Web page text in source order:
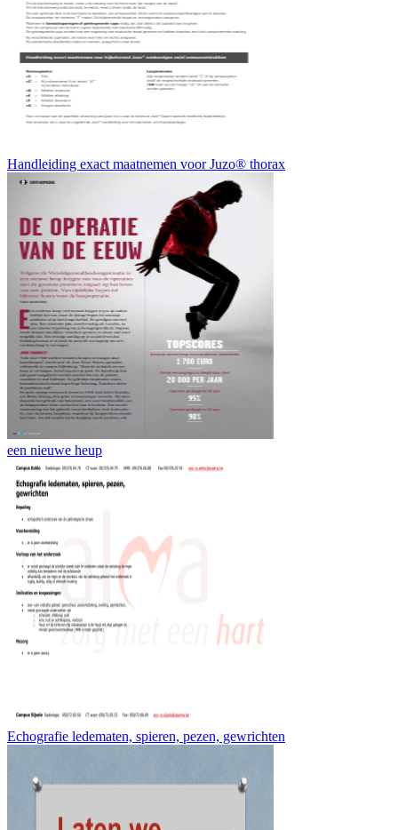
Handleiding exact maatnemen voor Juzo® thorax
een nieuwe heup
Echografie ledematen, spieren, pezen, gewrichten